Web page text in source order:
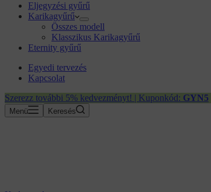
Eljegyzési gyűrű
Karikagyűrű
Összes modell
Klasszikus Karikagyűrű
Eternity gyűrű
Egyedi tervezés
Kapcsolat
Szerezz további 5% kedvezményt! | Kuponkód: GYN5
Menü Keresés